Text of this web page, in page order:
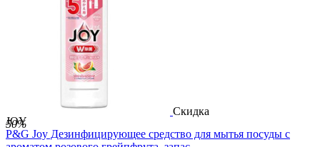
Скидка
50%
JOY
P&G Joy Дезинфицирующее средство для мытья посуды с